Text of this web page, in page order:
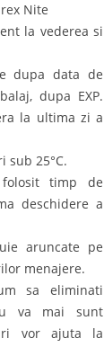
Nite
la vederea si
dupa data de
dupa EXP.
la ultima zi a
sub 25°C.
timp de
deschidere a
aruncate pe
menajere.
sa eliminati
va mai sunt
vor ajuta la